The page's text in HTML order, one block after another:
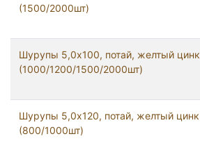
(1500/2000шт)
Шурупы 5,0х100, потай, желтый цинк
(1000/1200/1500/2000шт)
Шурупы 5,0х120, потай, желтый цинк
(800/1000шт)